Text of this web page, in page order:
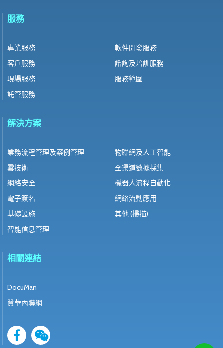
服務
專業服務
客戶服務
現場服務
託管服務
軟件開發服務
諮詢及培訓服務
服務範圍
解決方案
業務流程管理及案例管理
雲技術
網絡安全
電子簽名
基礎設施
智能信息管理
物聯網及人工智能
全渠道數據採集
機器人流程自動化
網絡流動應用
其他 (掃描)
相關連結
DocuMan
贊華內聯網